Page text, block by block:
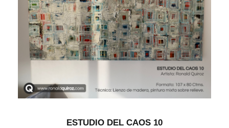
ESTUDIO DEL CAOS 10